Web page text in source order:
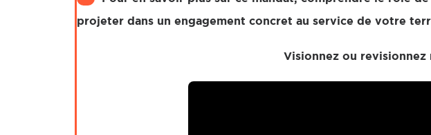
projeter dans un engagement concret au service de votre
Visionnez ou